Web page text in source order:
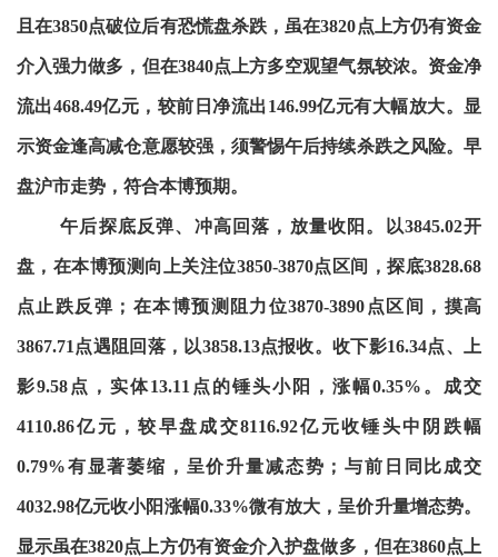
且在3850点破位后有恐慌盘杀跌，虽在3820点上方仍有资金
介入强力做多，但在3840点上方多空观望气氛较浓。资金净
流出468.49亿元，较前日净流出146.99亿元有大幅放大。显
示资金逢高减仓意愿较强，须警惕午后持续杀跌之风险。早
盘沪市走势，符合本博预期。
午后探底反弹、冲高回落，放量收阳。以3845.02开
盘，在本博预测向上关注位3850-3870点区间，探底3828.68
点止跌反弹；在本博预测阻力位3870-3890点区间，摸高
3867.71点遇阻回落，以3858.13点报收。收下影16.34点、上
影9.58点，实体13.11点的锤头小阳，涨幅0.35%。成交
4110.86亿元，较早盘成交8116.92亿元收锤头中阴跌幅
0.79%有显著萎缩，呈价升量减态势；与前日同比成交
4032.98亿元收小阳涨幅0.33%微有放大，呈价升量增态势。
显示虽在3820点上方仍有资金介入护盘做多，但在3860点上